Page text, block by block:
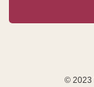
© 2023